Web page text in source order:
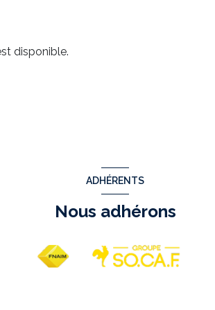
disponible.
ADHÉRENTS
Nous adhérons